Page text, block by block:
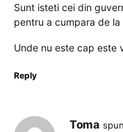
Sunt isteti cei din
pentru a cumpara de
Unde nu este cap este
Reply
Toma